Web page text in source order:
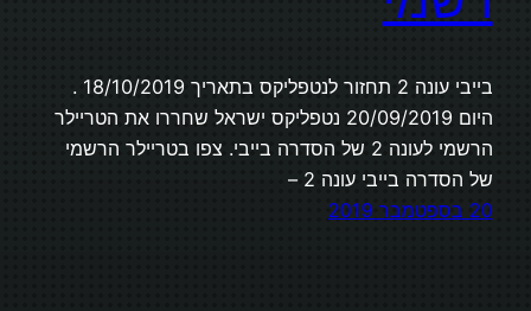
בייבי עונה 2 תחזור לנטפליקס בתאריך 18/10/2019 .
היום 20/09/2019 נטפליקס ישראל שחררו את הטריילר
הרשמי לעונה 2 של הסדרה בייבי. צפו בטריילר הרשמי
של הסדרה בייבי עונה 2 –
20 בספטמבר 2019